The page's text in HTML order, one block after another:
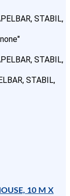
STABIL,
10 M X